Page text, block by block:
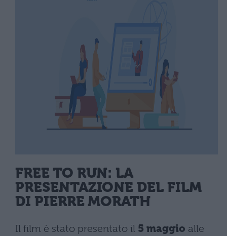
FREE TO RUN: LA
PRESENTAZIONE DEL FILM
DI PIERRE MORATH
Il film è stato presentato il 5 maggio alle